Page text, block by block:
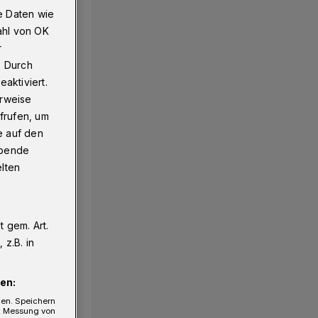
Daten wie
von OK
Durch
um
auf den
gem. Art.
z.B. in
Speichern
von